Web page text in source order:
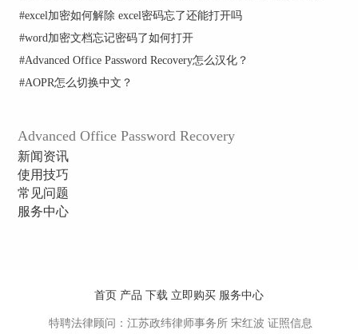
5、点击Advanced Office Password Recovery主页面
右上角的“开始”按钮，启动自定义的攻击。
以上就是一套完整地自定义Advanced Office
Password Recovery攻击进程的教程内容，步骤不多
破解工具破解4位混合型Word密码。
#excel加密如何解除 excel密码忘了还能打开吗
#word加密文档忘记密码了如何打开
#Advanced Office Password Recovery怎么汉化？
#AOPR怎么切换中文？
Advanced Office Password Recovery
新闻资讯
使用技巧
常见问题
服务中心
首页 产品 下载 立即购买 服务中心
特聘法律顾问：江苏政纬律师事务所 宋红波 证照信息